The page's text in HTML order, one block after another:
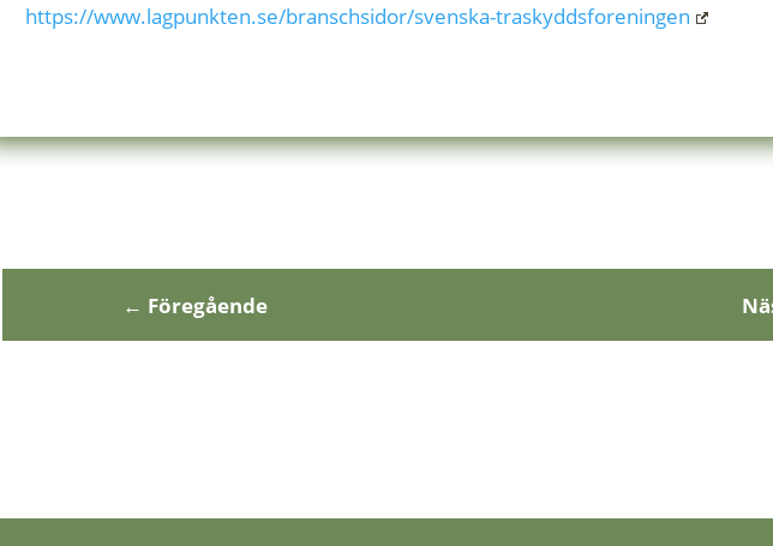
https://www.lagpunkten.se/branschsidor/svenska-traskyddsforeningen
← Föregående